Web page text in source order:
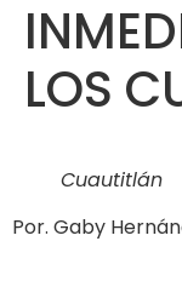
LOS
Cuautitlán
Por. Gaby